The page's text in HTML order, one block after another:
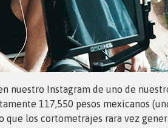
nuestro Instagram de uno de
117,550 pesos mexicanos
que los cortometrajes rara vez